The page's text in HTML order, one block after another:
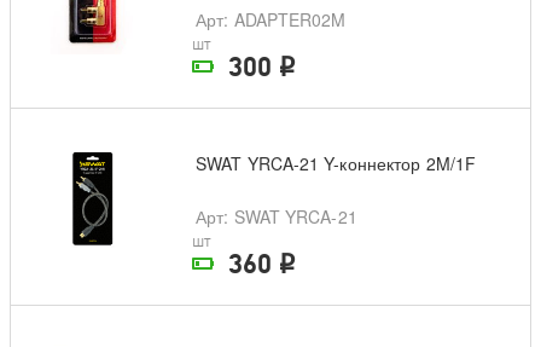
На складе поставщика
Арт: ADAPTER02M
шт
300 i
На складе поставщика
SWAT YRCA-21 Y-коннектор 2M/1F
Арт: SWAT YRCA-21
шт
360 i